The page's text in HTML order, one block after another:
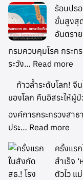
ร้อนปร
ขั้นสูงสุ
อันตราย
กรมควบคุมโรค กระท
ระวัง… Read more
ก้าวล้ำระดับโลก! จี
ของโลก คืนอิสระให้ผู้
องค์การกระทรวงสา
ประ… Read more
ครั้งแร
สำเร็จ
ตัวไว แ